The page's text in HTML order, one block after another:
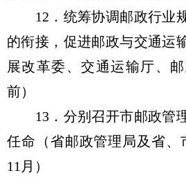
12．统筹协调邮政行业规
的衔接，促进邮政与交通运
展改革委、交通运输厅、
前）
13．分别召开市邮政管
任命（省邮政管理局及省、
11月）